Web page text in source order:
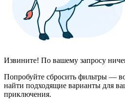
Извините! По вашему запросу
Попробуйте сбросить фильтры —
найти подходящие варианты для
приключения.